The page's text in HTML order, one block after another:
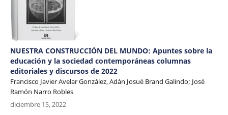
NUESTRA CONSTRUCCIÓN DEL MUNDO: Apuntes sobre la
educación y la sociedad contemporáneas columnas
editoriales y discursos de 2022
Francisco Javier Avelar González, Adán Josué Brand Galindo; José
Ramón Narro Robles
diciembre 15, 2022